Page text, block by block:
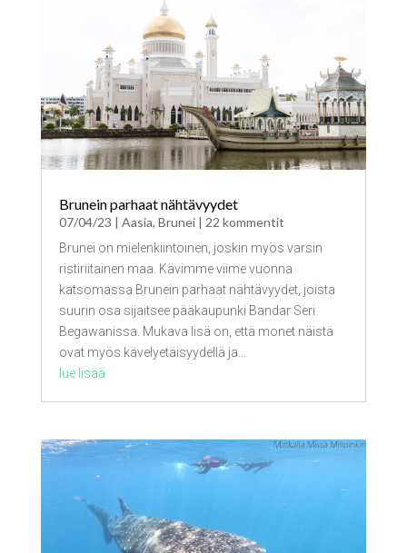
Brunein parhaat nähtävyydet
07/04/23 | Aasia, Brunei| 22 kommentit
Brunei on mielenkiintoinen, joskin myös varsin
ristiriitainen maa. Kävimme viime vuonna
katsomassa Brunein parhaat nähtävyydet, joista
suurin osa sijaitsee pääkaupunki Bandar Seri
Begawanissa. Mukava lisä on, että monet näistä
ovat myös kävelyetäisyydellä ja...
lue lisää